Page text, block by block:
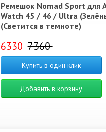
Ремешок Nomad Sport для
Watch 45 / 46 / Ultra
(Светится в темноте)
6330 7360
Купить в один клик
Добавить в корзину